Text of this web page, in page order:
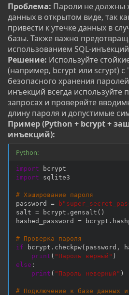
Проблема: Пароли не должны
данных в открытом виде, так
привести к утечке данных в
базы. Также важно
использованием SQL-
Решение: Используйте
(например, bcrypt или scrypt) с
безопасного хранения
инъекций всегда используйте
запросах и проверяйте
длину пароля и допустимые
Пример (Python + bcrypt +
инъекций):
Python:
import
import sqlite3
# Хэширование пароля
password =
salt = bcrypt . gensalt ( )
hashed_password = bcrypt .
# Проверка пароля
if bcrypt . checkpw( password ,
print ( "Пароль верный" )
else :
print ( "Пароль неверный" )
# Подключение к базе данных